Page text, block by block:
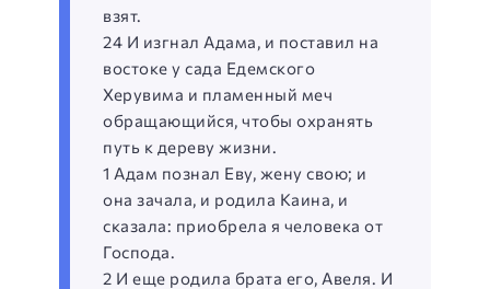
взят.
24 И изгнал Адама, и поставил на
востоке у сада Едемского
Херувима и пламенный меч
обращающийся, чтобы охранять
путь к дереву жизни.
1 Адам познал Еву, жену свою; и
она зачала, и родила Каина, и
сказала: приобрела я человека от
Господа.
2 И еще родила брата его, Авеля. И